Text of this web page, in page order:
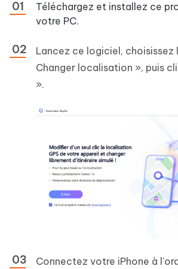
Téléchargez et installez ce
votre PC.
Lancez ce logiciel,
Changer localisation », puis
».
Connectez votre iPhone à